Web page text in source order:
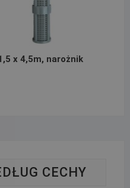
x 4,5m, narożnik
CECHY